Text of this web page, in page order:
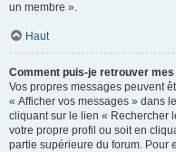
un membre ».
Haut
Comment puis-je retrouver
Vos propres messages peuvent
« Afficher vos messages » dans
cliquant sur le lien « Rechercher
votre propre profil ou soit en
partie supérieure du forum. Pour